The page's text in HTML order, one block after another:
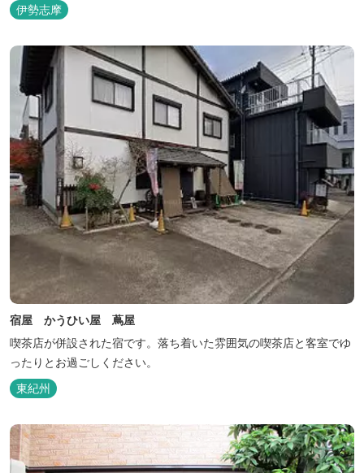
伊勢志摩
宿屋 かうひい屋 蔦屋
喫茶店が併設された宿です。落ち着いた雰囲気の喫茶店と客室でゆ
ったりとお過ごしください。
東紀州